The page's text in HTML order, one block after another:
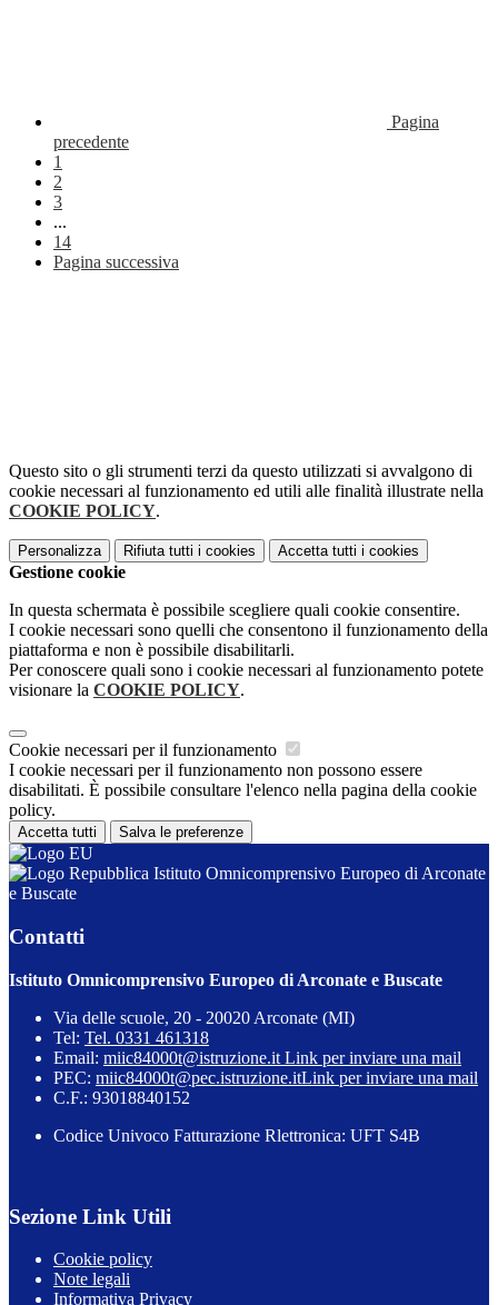
Pagina
precedente
1
2
3
...
14
Pagina successiva
Questo sito o gli strumenti terzi da questo utilizzati si avvalgono di
cookie necessari al funzionamento ed utili alle finalità illustrate nella
COOKIE POLICY.
Personalizza Rifiuta tutti i cookies Accetta tutti i cookies
Gestione cookie
In questa schermata è possibile scegliere quali cookie consentire.
I cookie necessari sono quelli che consentono il funzionamento della
piattaforma e non è possibile disabilitarli.
Per conoscere quali sono i cookie necessari al funzionamento potete
visionare la COOKIE POLICY.
Cookie necessari per il funzionamento
I cookie necessari per il funzionamento non possono essere
disabilitati. È possibile consultare l'elenco nella pagina della cookie
policy.
Accetta tutti Salva le preferenze
Istituto Omnicomprensivo Europeo di Arconate
e Buscate
Contatti
Istituto Omnicomprensivo Europeo di Arconate e Buscate
Via delle scuole, 20 - 20020 Arconate (MI)
Tel: Tel. 0331 461318
Email: miic84000t@istruzione.it Link per inviare una mail
PEC: miic84000t@pec.istruzione.itLink per inviare una mail
C.F.: 93018840152
Codice Univoco Fatturazione Rlettronica: UFT S4B
Sezione Link Utili
Cookie policy
Note legali
Informativa Privacy